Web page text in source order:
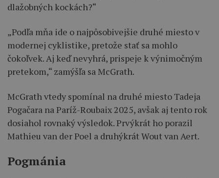
dlažobných kockách?“
„Podľa mňa ide o najpôsobivejšie druhé miesto v
modernej cyklistike, pretože stať sa mohlo
čokoľvek. Aj keď nevyhrá, prispeje k výnimočným
pretekom,“ zamýšľa sa McGrath.
McGrath vtedy spomínal na druhé miesto Tadeja
Pogačara na Paríž-Roubaix 2025, avšak aj tento rok
dosiahol rovnaký výsledok. Prvýkrát ho porazil
Mathieu van der Poel a druhýkrát Wout van Aert.
Pogmánia